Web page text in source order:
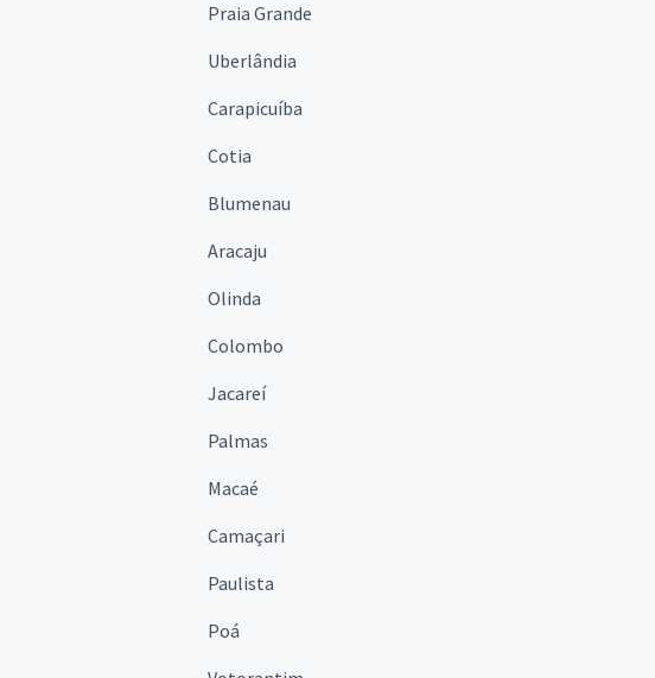
Praia Grande
Uberlândia
Carapicuíba
Cotia
Blumenau
Aracaju
Olinda
Colombo
Jacareí
Palmas
Macaé
Camaçari
Paulista
Poá